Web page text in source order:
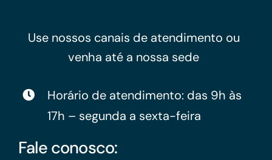
Use nossos canais de atendimento ou
venha até a nossa sede
Horário de atendimento: das 9h às
17h – segunda a sexta-feira
Fale conosco: